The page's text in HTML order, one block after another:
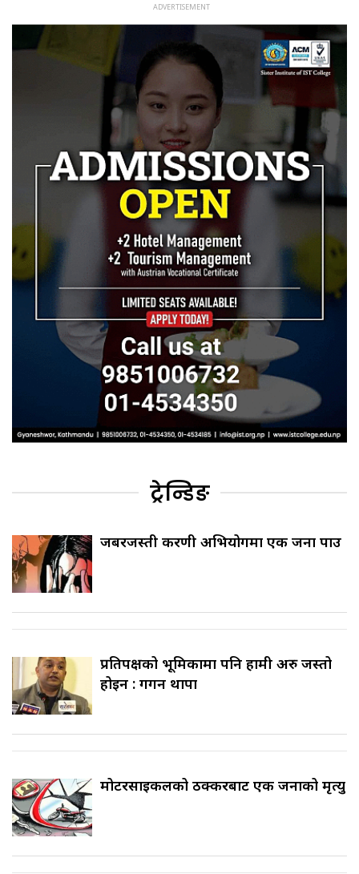
ट्रेन्डिङ
जबरजस्ती करणी अभियोगमा एक जना पक्राउ
प्रतिपक्षको भूमिकामा पनि हामी अरु जस्तो
होइन : गगन थापा
मोटरसाइकलको ठक्करबाट एक जनाको मृत्यु